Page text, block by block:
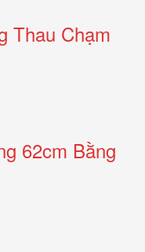
Thau Chạm
62cm Bằng